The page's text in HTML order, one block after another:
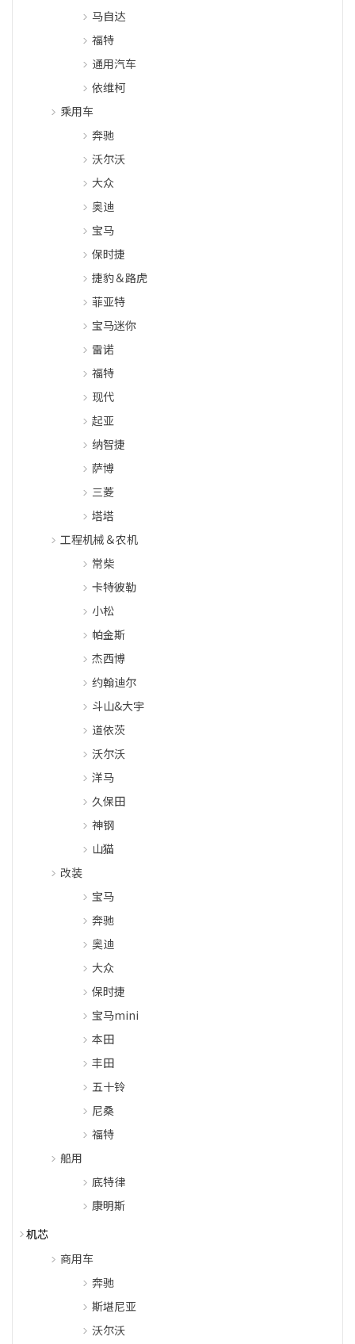
马自达
福特
通用汽车
依维柯
乘用车
奔驰
沃尔沃
大众
奥迪
宝马
保时捷
捷豹＆路虎
菲亚特
宝马迷你
雷诺
福特
现代
起亚
纳智捷
萨博
三菱
塔塔
工程机械＆农机
常柴
卡特彼勒
小松
帕金斯
杰西博
约翰迪尔
斗山&大宇
道依茨
沃尔沃
洋马
久保田
神钢
山猫
改装
宝马
奔驰
奥迪
大众
保时捷
宝马mini
本田
丰田
五十铃
尼桑
福特
船用
底特律
康明斯
机芯
商用车
奔驰
斯堪尼亚
沃尔沃